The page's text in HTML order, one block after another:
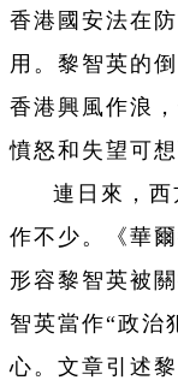
香港國安法在
用。黎智英的
香港興風作浪
憤怒和失望可
連日來，
作不少。《華
形容黎智英被
智英當作“政治
心。文章引述